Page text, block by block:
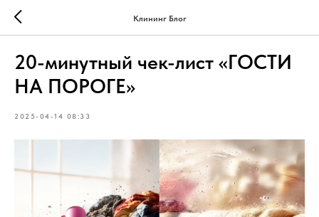
Клининг Блог
20-минутный чек-лист «ГОСТИ
НА ПОРОГЕ»
2025-04-14 08:33